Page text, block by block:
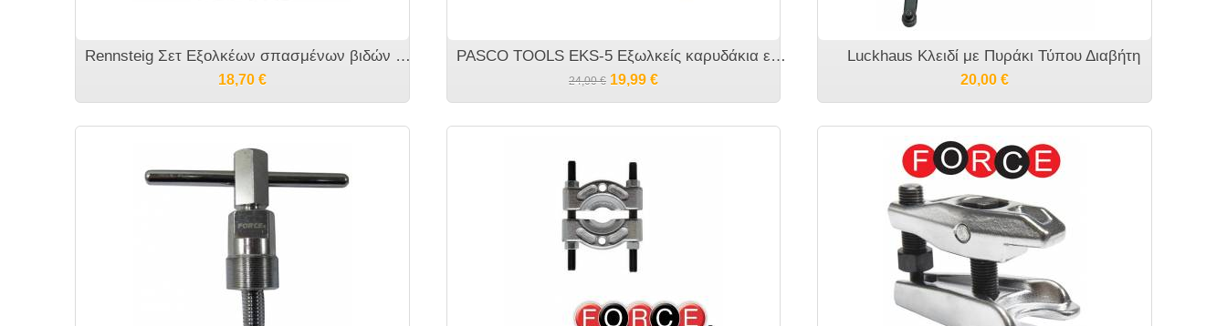
Rennsteig Σετ Εξολκέων σπασμένων βιδών 5 τεμαχίων
18,70 €
PASCO TOOLS EKS-5 Εξωλκείς καρυδάκια εξάγωνων βιδών 5 τεμαχίων
24,00 € 19,99 €
Luckhaus Κλειδί με Πυράκι Τύπου Διαβήτη
20,00 €